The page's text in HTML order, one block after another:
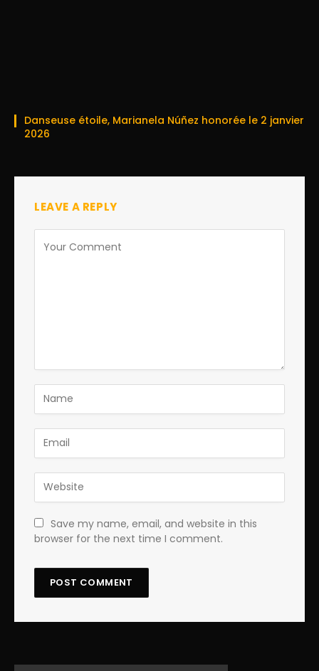
Danseuse étoile, Marianela Núñez honorée le 2 janvier
2026
LEAVE A REPLY
Save my name, email, and website in this
browser for the next time I comment.